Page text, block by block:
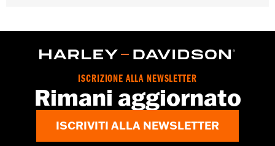
NOTE:La rimozione e l’installazione delle coperture motore può
informazioni rivolgersi a un concessionario.
ISCRIZIONE ALLA NEWSLETTER
Rimani aggiornato
ISCRIVITI ALLA NEWSLETTER